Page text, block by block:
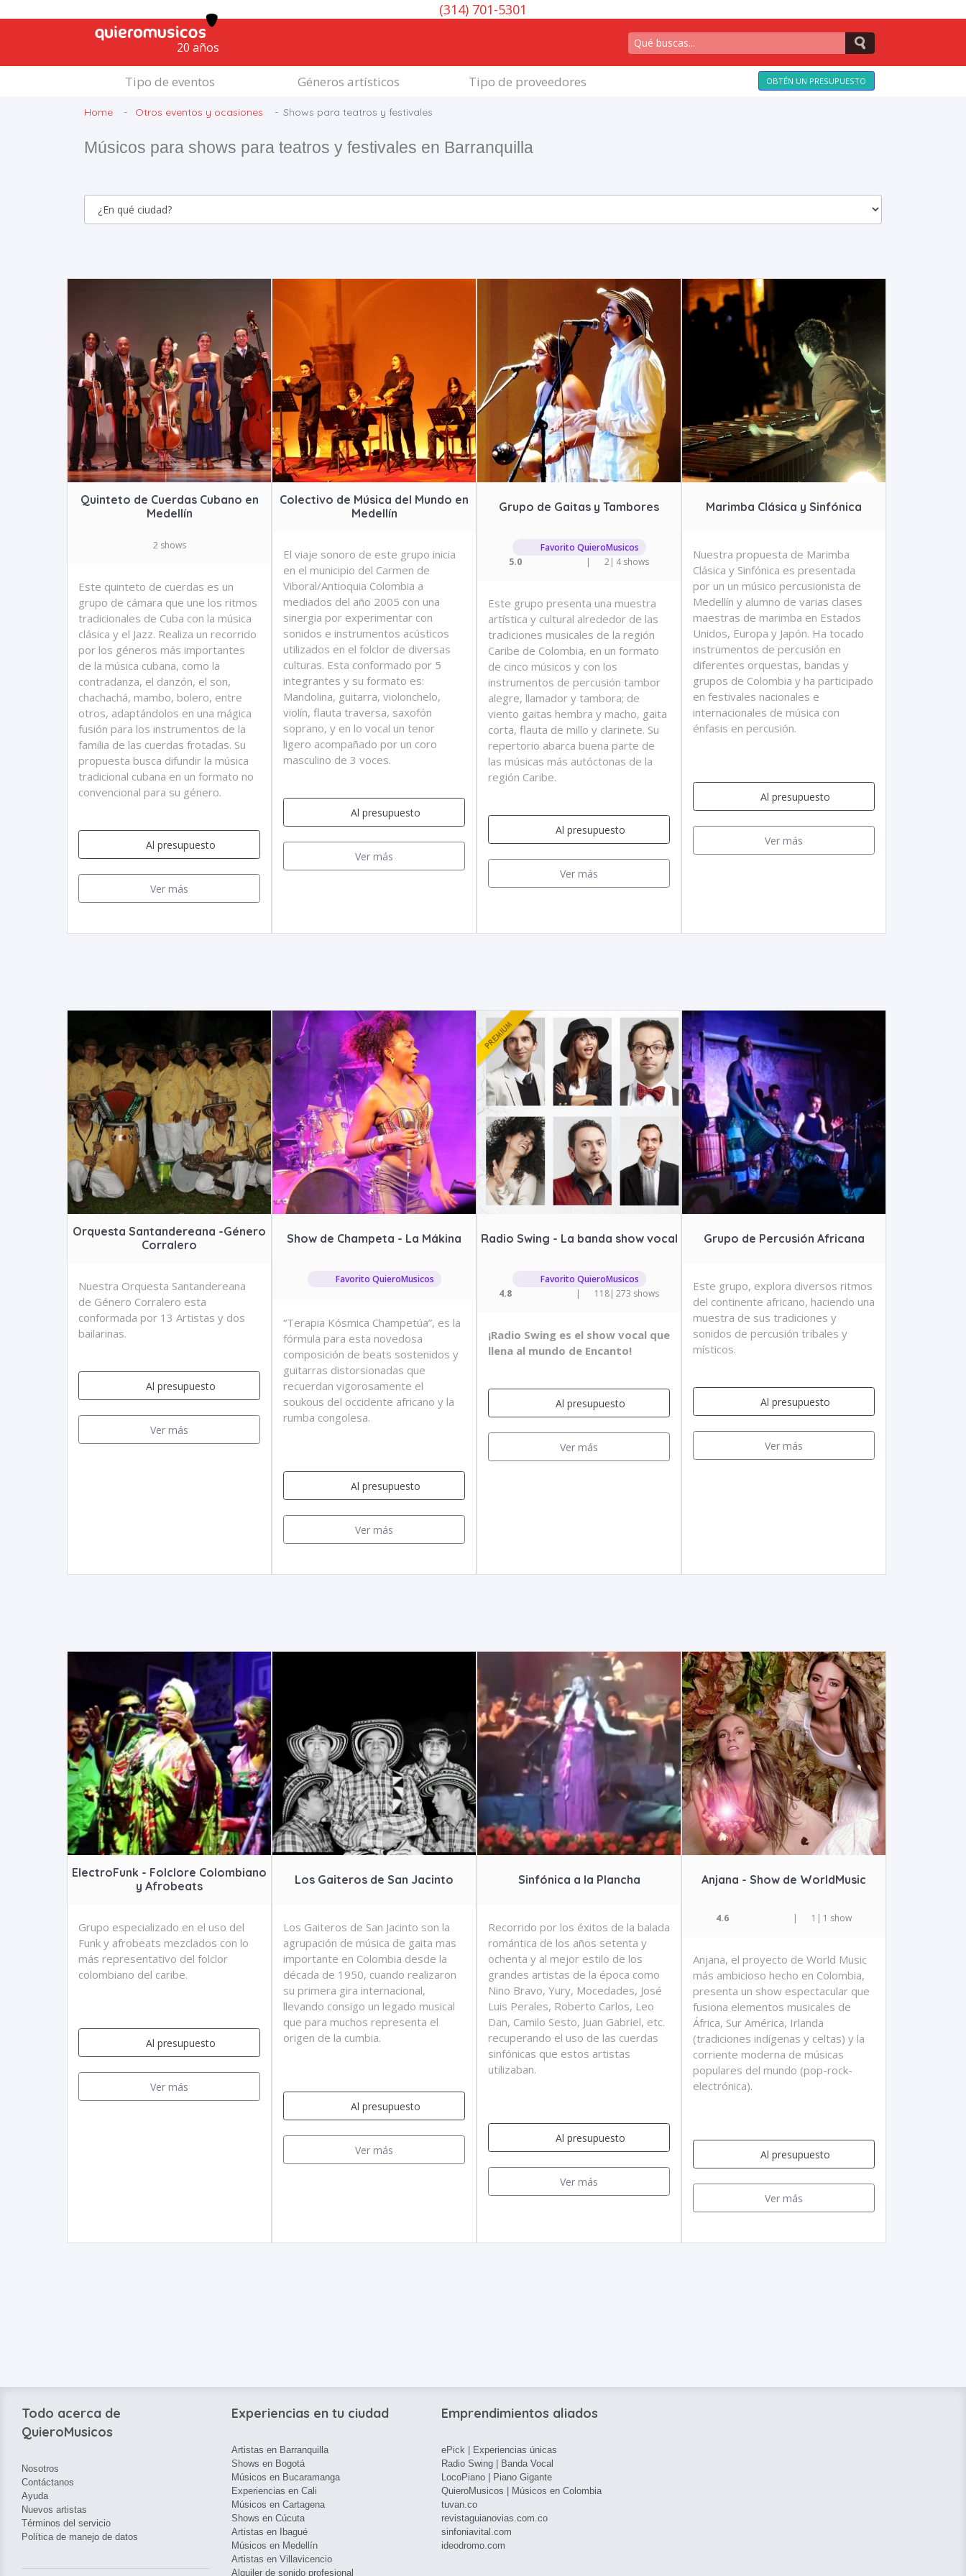
(314) 701-5301
20 años
Tipo de eventos Géneros artísticos Tipo de proveedores OBTÉN UN PRESUPUESTO
Home Otros eventos y ocasiones Shows para teatros y festivales
Músicos para shows para teatros y festivales en Barranquilla
Quinteto de Cuerdas Cubano en
Medellín
2 shows
Este quinteto de cuerdas es un
grupo de cámara que une los ritmos
tradicionales de Cuba con la música
clásica y el Jazz. Realiza un recorrido
por los géneros más importantes
de la música cubana, como la
contradanza, el danzón, el son,
chachachá, mambo, bolero, entre
otros, adaptándolos en una mágica
fusión para los instrumentos de la
familia de las cuerdas frotadas. Su
propuesta busca difundir la música
tradicional cubana en un formato no
convencional para su género.
Al presupuesto
Ver más
Colectivo de Música del Mundo en
Medellín
El viaje sonoro de este grupo inicia
en el municipio del Carmen de
Viboral/Antioquia Colombia a
mediados del año 2005 con una
sinergia por experimentar con
sonidos e instrumentos acústicos
utilizados en el folclor de diversas
culturas. Esta conformado por 5
integrantes y su formato es:
Mandolina, guitarra, violonchelo,
violín, flauta traversa, saxofón
soprano, y en lo vocal un tenor
ligero acompañado por un coro
masculino de 3 voces.
Al presupuesto
Ver más
Grupo de Gaitas y Tambores
Favorito QuieroMusicos
5.0
| 2| 4 shows
Este grupo presenta una muestra
artística y cultural alrededor de las
tradiciones musicales de la región
Caribe de Colombia, en un formato
de cinco músicos y con los
instrumentos de percusión tambor
alegre, llamador y tambora; de
viento gaitas hembra y macho, gaita
corta, flauta de millo y clarinete. Su
repertorio abarca buena parte de
las músicas más autóctonas de la
región Caribe.
Al presupuesto
Ver más
Marimba Clásica y Sinfónica
Nuestra propuesta de Marimba
Clásica y Sinfónica es presentada
por un un músico percusionista de
Medellín y alumno de varias clases
maestras de marimba en Estados
Unidos, Europa y Japón. Ha tocado
instrumentos de percusión en
diferentes orquestas, bandas y
grupos de Colombia y ha participado
en festivales nacionales e
internacionales de música con
énfasis en percusión.
Al presupuesto
Ver más
Orquesta Santandereana -Género
Corralero
Nuestra Orquesta Santandereana
de Género Corralero esta
conformada por 13 Artistas y dos
bailarinas.
Al presupuesto
Ver más
Show de Champeta - La Mákina
Favorito QuieroMusicos
“Terapia Kósmica Champetúa”, es la
fórmula para esta novedosa
composición de beats sostenidos y
guitarras distorsionadas que
recuerdan vigorosamente el
soukous del occidente africano y la
rumba congolesa.
Al presupuesto
Ver más
Radio Swing - La banda show vocal
Favorito QuieroMusicos
4.8
| 118| 273 shows
¡Radio Swing es el show vocal que
llena al mundo de Encanto!
Al presupuesto
Ver más
Grupo de Percusión Africana
Este grupo, explora diversos ritmos
del continente africano, haciendo una
muestra de sus tradiciones y
sonidos de percusión tribales y
místicos.
Al presupuesto
Ver más
ElectroFunk - Folclore Colombiano
y Afrobeats
Grupo especializado en el uso del
Funk y afrobeats mezclados con lo
más representativo del folclor
colombiano del caribe.
Al presupuesto
Ver más
Los Gaiteros de San Jacinto
Los Gaiteros de San Jacinto son la
agrupación de música de gaita mas
importante en Colombia desde la
década de 1950, cuando realizaron
su primera gira internacional,
llevando consigo un legado musical
que para muchos representa el
origen de la cumbia.
Al presupuesto
Ver más
Sinfónica a la Plancha
Recorrido por los éxitos de la balada
romántica de los años setenta y
ochenta y al mejor estilo de los
grandes artistas de la época como
Nino Bravo, Yury, Mocedades, José
Luis Perales, Roberto Carlos, Leo
Dan, Camilo Sesto, Juan Gabriel, etc.
recuperando el uso de las cuerdas
sinfónicas que estos artistas
utilizaban.
Al presupuesto
Ver más
Anjana - Show de WorldMusic
4.6 | 1 | 1 show
Anjana, el proyecto de World Music
más ambicioso hecho en Colombia,
presenta un show espectacular que
fusiona elementos musicales de
África, Sur América, Irlanda
(tradiciones indígenas y celtas) y la
corriente moderna de músicas
populares del mundo (pop-rock-
electrónica).
Al presupuesto
Ver más
Todo acerca de
QuieroMusicos
Nosotros
Contáctanos
Ayuda
Nuevos artistas
Términos del servicio
Política de manejo de datos
Experiencias en tu ciudad
Artistas en Barranquilla
Shows en Bogotá
Músicos en Bucaramanga
Experiencias en Cali
Músicos en Cartagena
Shows en Cúcuta
Artistas en Ibagué
Músicos en Medellín
Artistas en Villavicencio
Alquiler de sonido profesional
Emprendimientos aliados
ePick | Experiencias únicas
Radio Swing | Banda Vocal
LocoPiano | Piano Gigante
QuieroMusicos | Músicos en Colombia
tuvan.co
revistaguianovias.com.co
sinfoniavital.com
ideodromo.com